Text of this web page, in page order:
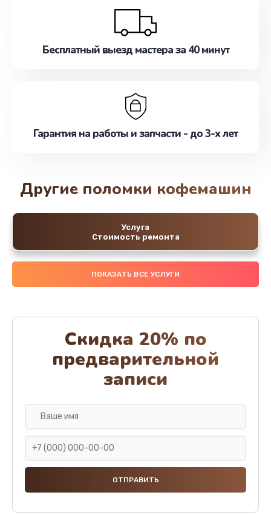
Бесплатный выезд мастера за 40 минут
Гарантия на работы и запчасти - до 3-х лет
Другие поломки кофемашин
Услуга
Стоимость ремонта
ПОКАЗАТЬ ВСЕ УСЛУГИ
Скидка 20% по
предварительной
записи